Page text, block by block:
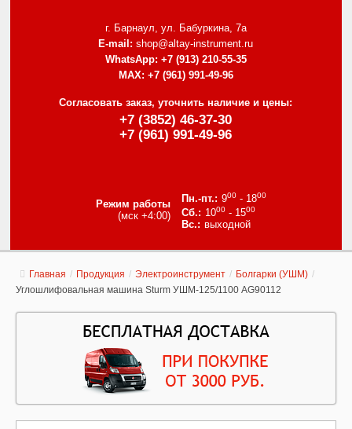
г. Барнаул, ул. Бабуркина, 7а
E-mail: shop@altay-instrument.ru
WhatsApp: +7 (913) 210-55-35
MAX: +7 (961) 991-49-96
Согласовать заказ, уточнить наличие и цены:
+7 (3852) 46-37-30
+7 (961) 991-49-96
Режим работы
(мск +4:00)
900- 1800
1000- 1500
выходной
Главная / Продукция / Электроинструмент / Болгарки (УШМ) /
Углошлифовальная машина Sturm УШМ-125/1100 AG90112